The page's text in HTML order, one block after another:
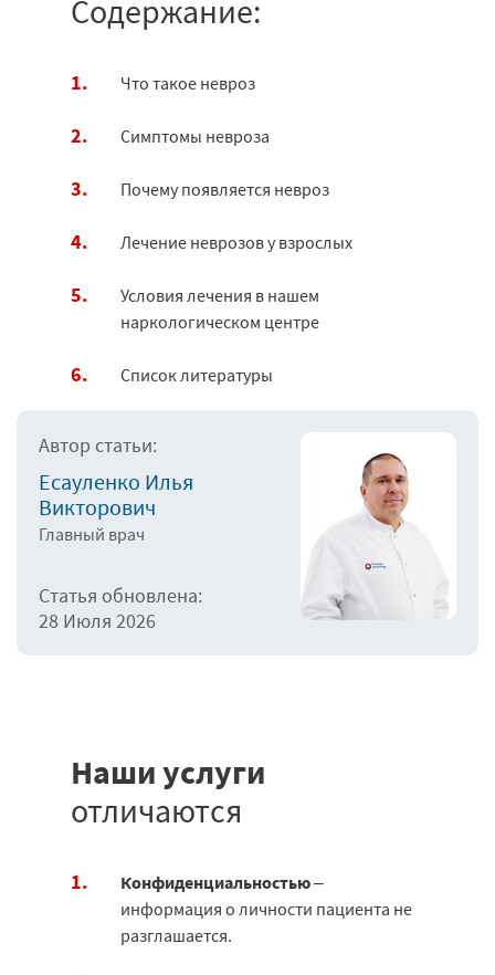
Содержание:
Что такое невроз
Симптомы невроза
Почему появляется невроз
Лечение неврозов у взрослых
Условия лечения в нашем
наркологическом центре
Список литературы
Автор статьи:
Есауленко Илья
Викторович
Главный врач
Статья обновлена:
28 Июля 2026
Наши услуги
отличаются
Конфиденциальностью–
информация о личности пациента не
разглашается.